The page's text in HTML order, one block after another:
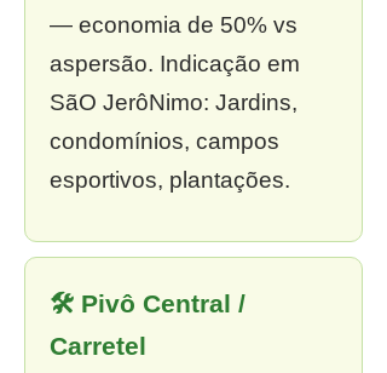
— economia de 50% vs
aspersão. Indicação em
SãO JerôNimo: Jardins,
condomínios, campos
esportivos, plantações.
🛠 Pivô Central /
Carretel